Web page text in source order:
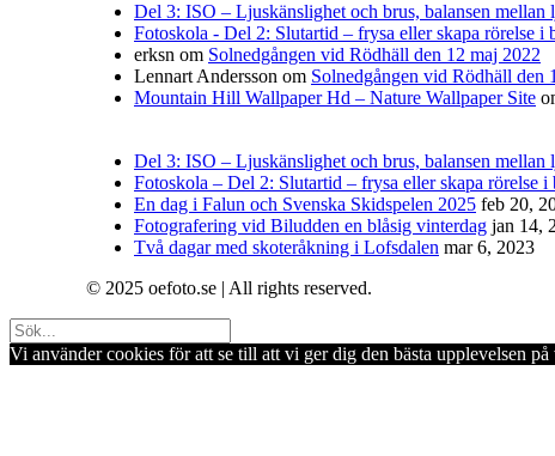
Del 3: ISO – Ljuskänslighet och brus, balansen
Fotoskola - Del 2: Slutartid – frysa eller skapa rörelse i
erksn om Solnedgången vid Rödhäll den 12 maj 2022
Lennart Andersson om Solnedgången vid Rödhäll den
Mountain Hill Wallpaper Hd – Nature Wallpaper Site
Del 3: ISO – Ljuskänslighet och brus, balansen
Fotoskola – Del 2: Slutartid – frysa eller skapa rörelse i
En dag i Falun och Svenska Skidspelen 2025 feb 20,
Fotografering vid Biludden en blåsig vinterdag jan 14,
Två dagar med skoteråkning i Lofsdalen mar 6, 2023
© 2025 oefoto.se | All rights reserved.
Vi använder cookies för att se till att vi ger dig den bästa upplevelsen